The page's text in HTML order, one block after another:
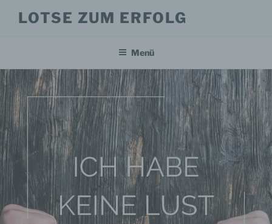
InhaltLOTSE ZUM ERFOLG
Menü